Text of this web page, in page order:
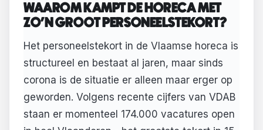
WAAROM KAMPT DE HORECA MET
ZO'N GROOT PERSONEELSTEKORT?
Het personeelstekort in de Vlaamse horeca is
structureel en bestaat al jaren, maar sinds
corona is de situatie er alleen maar erger op
geworden. Volgens recente cijfers van VDAB
staan er momenteel 174.000 vacatures open